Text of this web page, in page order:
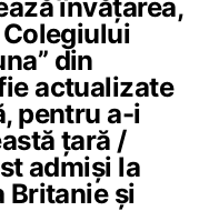
învățarea,
din
actualizate
pentru a-i
țară /
admiși la
Britanie și